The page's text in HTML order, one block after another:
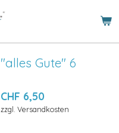
"alles Gute" 6
CHF 6,50
zzgl. Versandkosten